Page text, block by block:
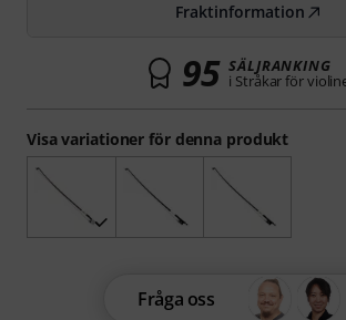
Visa variationer för denna produkt
Fraktinformation
95 SÄLJRANKING
i Stråkar för
Fråga oss